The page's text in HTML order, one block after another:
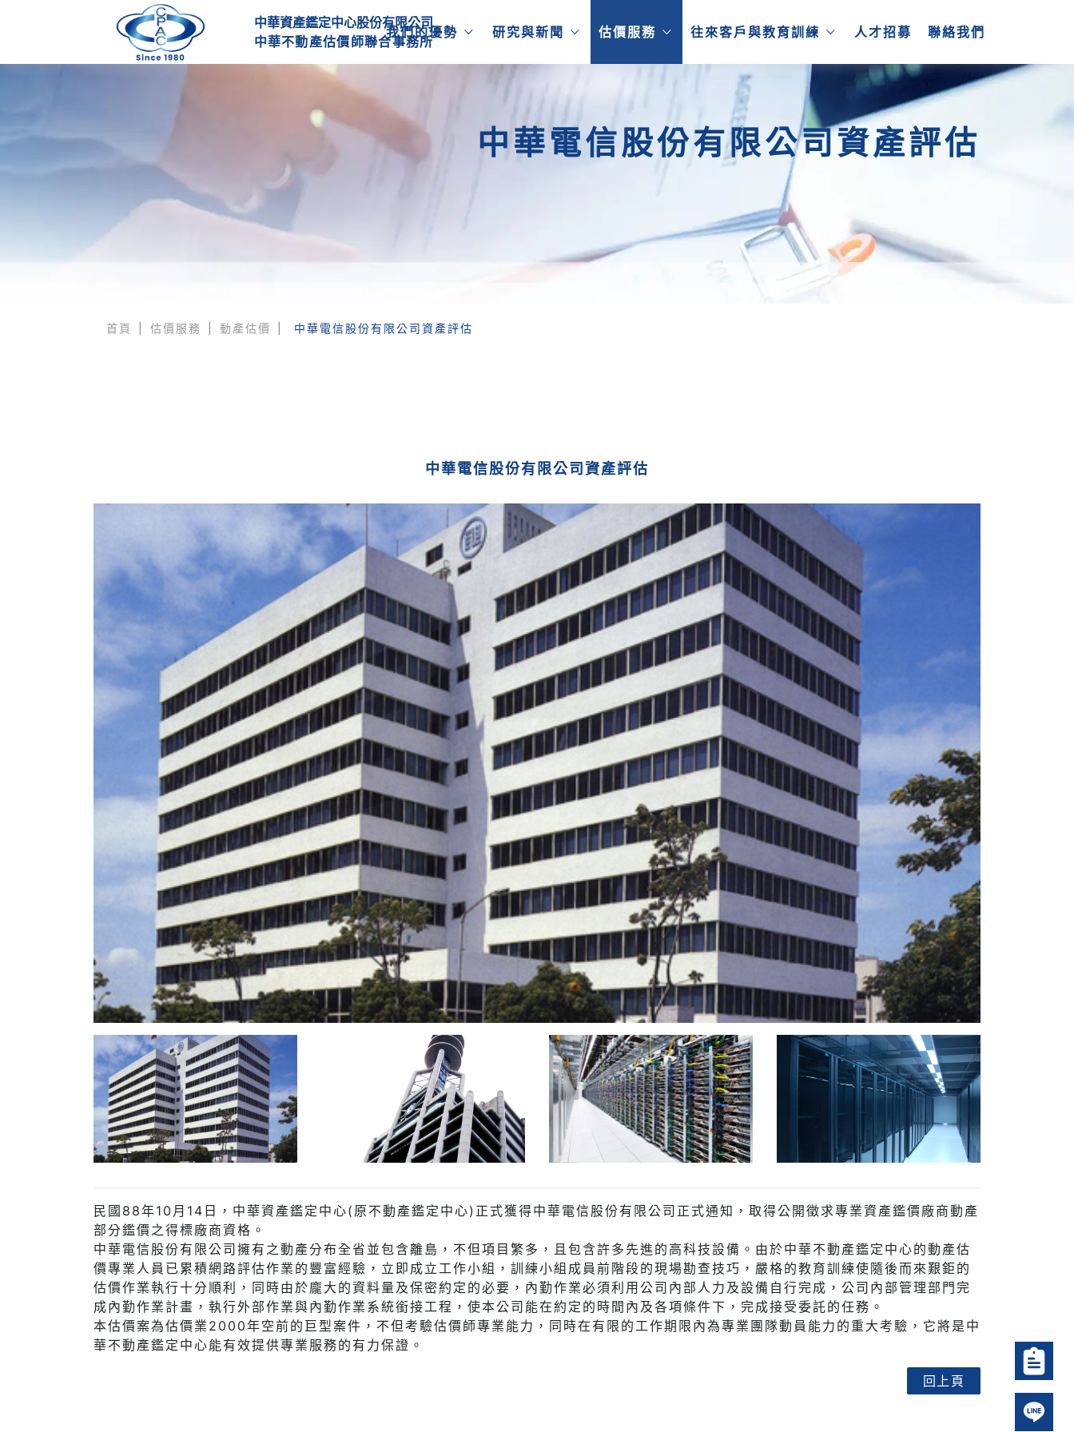
中華資產鑑定中心股份有限公司
中華不動產估價師聯合事務所
我們的優勢 研究與新聞 估價服務 往來客戶與教育訓練 人才招募 聯絡我們
中華電信股份有限公司資產評估
首頁 估價服務 動產估價 中華電信股份有限公司資產評估
中華電信股份有限公司資產評估
民國88年10月14日，中華資產鑑定中心(原不動產鑑定中心)正式獲得中華電信股份有限公司正式通知，取得公開徵求專業資產鑑價廠商動產
部分鑑價之得標廠商資格。
中華電信股份有限公司擁有之動產分布全省並包含離島，不但項目繁多，且包含許多先進的高科技設備。由於中華不動產鑑定中心的動產估
價專業人員已累積網路評估作業的豐富經驗，立即成立工作小組，訓練小組成員前階段的現場勘查技巧，嚴格的教育訓練使隨後而來艱鉅的
估價作業執行十分順利，同時由於龐大的資料量及保密約定的必要，內勤作業必須利用公司內部人力及設備自行完成，公司內部管理部門完
成內勤作業計畫，執行外部作業與內勤作業系統銜接工程，使本公司能在約定的時間內及各項條件下，完成接受委託的任務。
本估價案為估價業2000年空前的巨型案件，不但考驗估價師專業能力，同時在有限的工作期限內為專業團隊動員能力的重大考驗，它將是中
華不動產鑑定中心能有效提供專業服務的有力保證。
回上頁